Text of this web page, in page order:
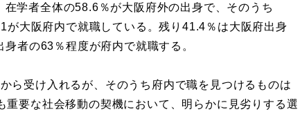
学者全体の58.6％が大阪府外の出身で、そのうち
が大阪府内で就職している。残り41.4％は大阪府出身
者の63％程度が府内で就職する。
ら受け入れるが、そのうち府内で職を見つけるものは
要な社会移動の契機において、明らかに見劣りする選